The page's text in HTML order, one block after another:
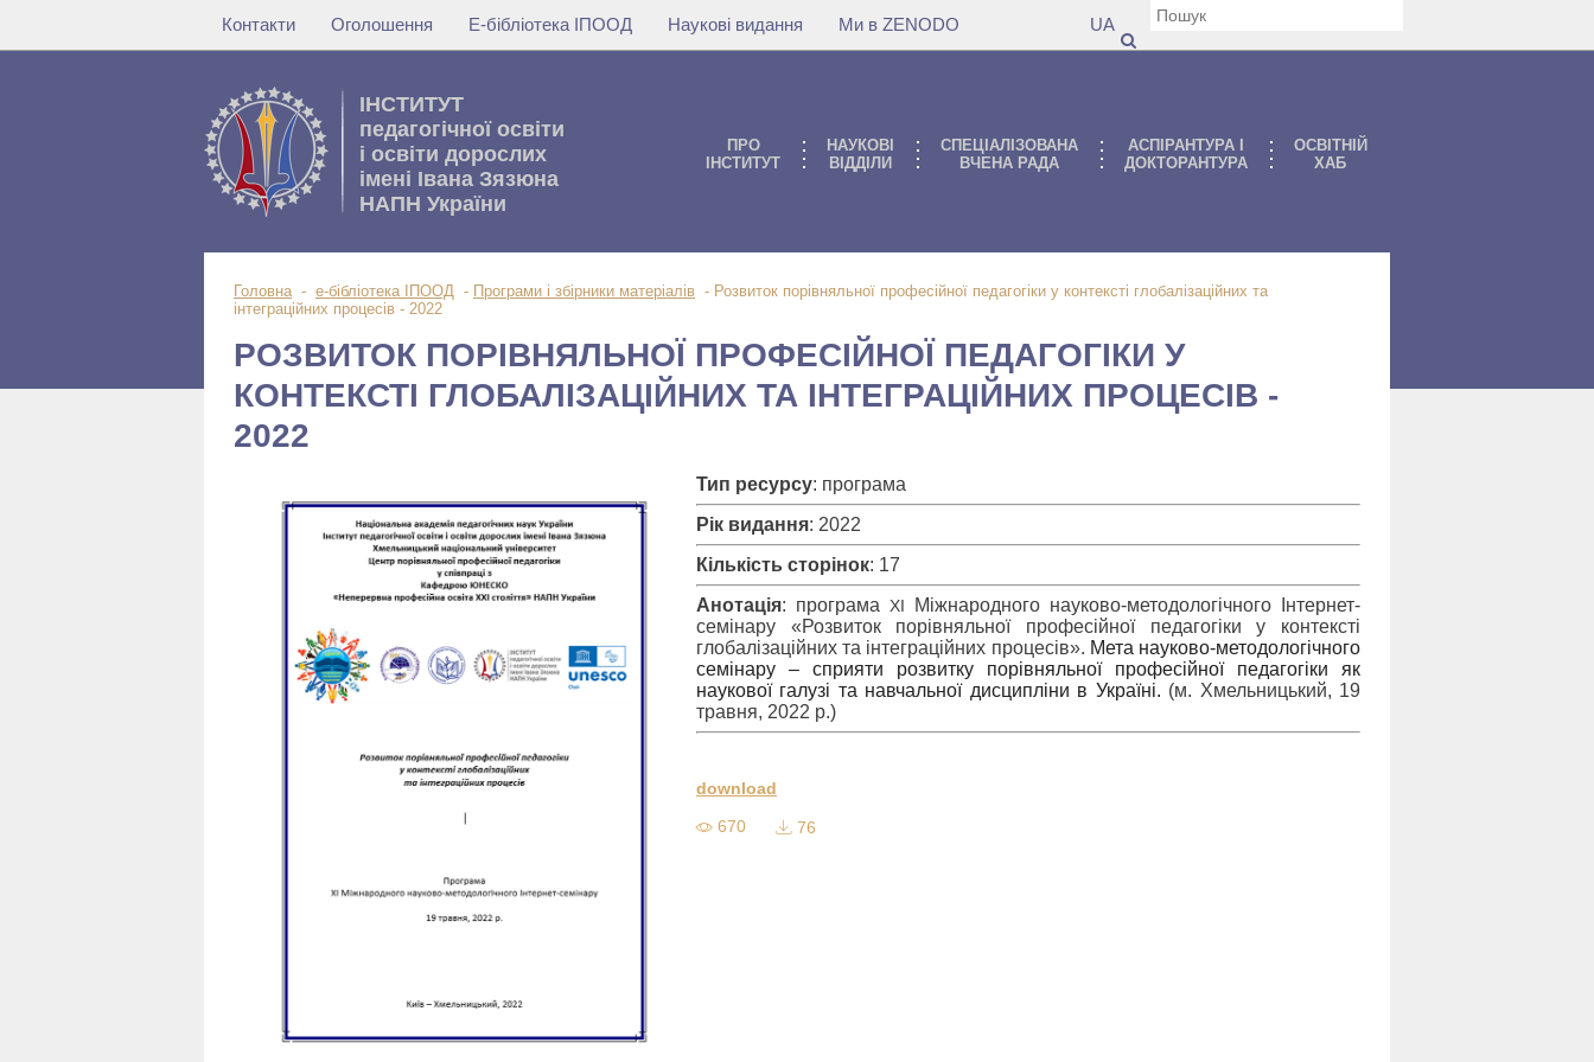
Контакти Оголошення Е-бібліотека ІПООД Наукові видання Ми в ZENODO UA
IНСТИТУТ
педагогічної освіти
i освiти дорослих
імені Івана Зязюна
НАПН України
ПРО
IНСТИТУТ
НАУКОВI
ВIДДIЛИ
СПЕЦІАЛІЗОВАНА
ВЧЕНА РАДА
АСПIРАНТУРА I
ДОКТОРАНТУРА
ОСВІТНІЙ
ХАБ
Головна- е-бібліотека ІПООД - Програми і збірники матеріалів - Розвиток порівняльної професійної педагогіки у контексті глобалізаційних та
інтеграційних процесів - 2022
РОЗВИТОК ПОРІВНЯЛЬНОЇ ПРОФЕСІЙНОЇ ПЕДАГОГІКИ У
КОНТЕКСТІ ГЛОБАЛІЗАЦІЙНИХ ТА ІНТЕГРАЦІЙНИХ ПРОЦЕСІВ -
2022
Тип ресурсу: програма
Рік видання: 2022
Кількість сторінок: 17
Анотація: програма ХІ Міжнародного науково-методологічного Інтернет-
семінару «Розвиток порівняльної професійної педагогіки у контексті
глобалізаційних та інтеграційних процесів». Мета науково-методологічного
семінару – сприяти розвитку порівняльної професійної педагогіки як
наукової галузі та навчальної дисципліни в Україні. (м. Хмельницький, 19
травня, 2022 р.)
download
670 76